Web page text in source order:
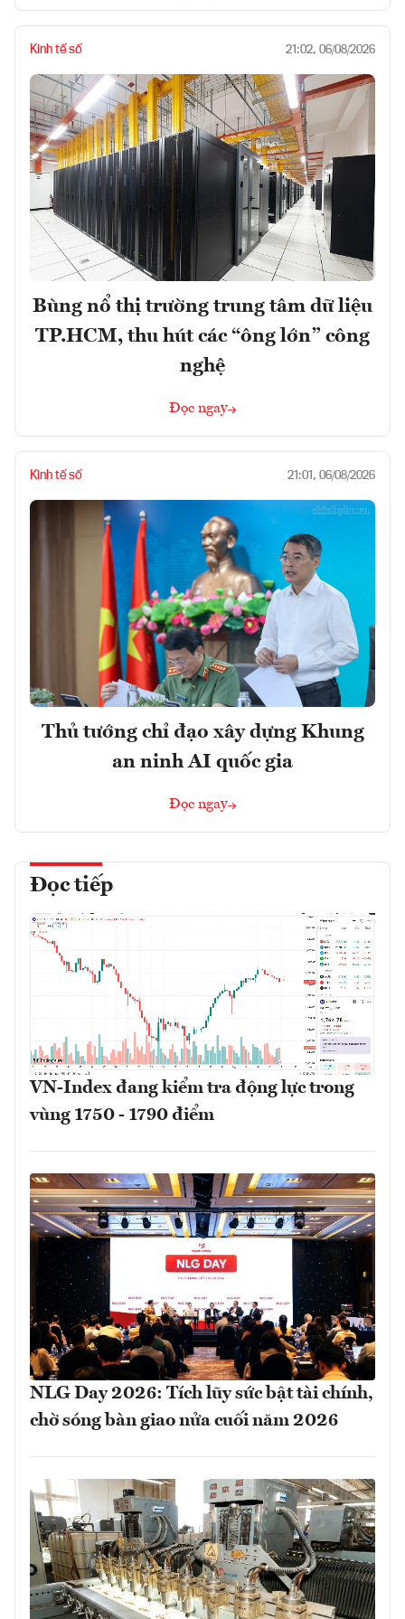
Kinh tế số 21:02, 06/08/2026
Bùng nổ thị trường trung tâm dữ liệu
TP.HCM, thu hút các “ông lớn” công
nghệ
Đọc ngay
Kinh tế số 21:01, 06/08/2026
Thủ tướng chỉ đạo xây dựng Khung
an ninh AI quốc gia
Đọc ngay
Đọc tiếp
VN-Index đang kiểm tra động lực trong
vùng 1750 - 1790 điểm
NLG Day 2026: Tích lũy sức bật tài chính,
chờ sóng bàn giao nửa cuối năm 2026